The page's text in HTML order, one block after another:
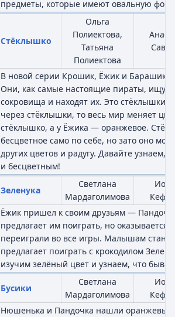
предметы, которые имеют овальную
Стёклышко
Ольга
Полиектова,
Татьяна
Полиектова
В новой серии Крошик, Ёжик и Барашик
Они, как самые настоящие пираты, ищут
сокровища и находят их. Это стёклышки.
через стёклышки, то весь мир меняет
стёклышко, а у Ёжика — оранжевое.
бесцветное само по себе, но зато оно
других цветов и радугу. Давайте узнаем,
и бесцветным!
Зеленука
Светлана
Мардаголимова
Ёжик пришел к своим друзьям —
предлагает им поиграть, но оказывается,
переиграли во все игры. Малышам
предлагает поиграть с крокодилом
изучим зелёный цвет и узнаем, что
Бусики
Светлана
Мардаголимова
Нюшенька и Пандочка нашли оранжевые